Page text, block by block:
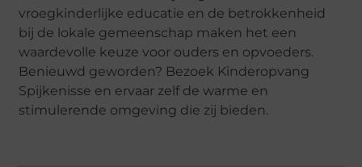
vroegkinderlijke educatie en de betrokkenheid
bij de lokale gemeenschap maken het een
waardevolle keuze voor ouders en opvoeders.
Benieuwd geworden? Bezoek Kinderopvang
Spijkenisse en ervaar zelf de warme en
stimulerende omgeving die zij bieden.